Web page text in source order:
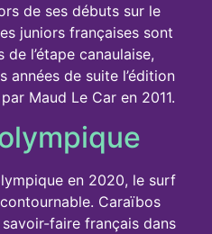
de ses débuts sur le
juniors françaises sont
l’étape canaulaise,
années de suite l’édition
Maud Le Car en 2011.
en 2020, le surf
Caraïbos
faire français dans